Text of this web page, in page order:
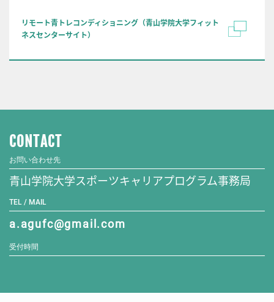
​リモート青トレコンディショニング（青山学院大学フィット
ネスセンターサイト）
CONTACT
お問い合わせ先
青山学院大学スポーツキャリアプログラム事務局
TEL / MAIL
a.agufc@gmail.com
受付時間